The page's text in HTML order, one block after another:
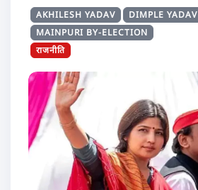
AKHILESH YADAV
DIMPLE YADAV
MAINPURI BY-ELECTION
राजनीति